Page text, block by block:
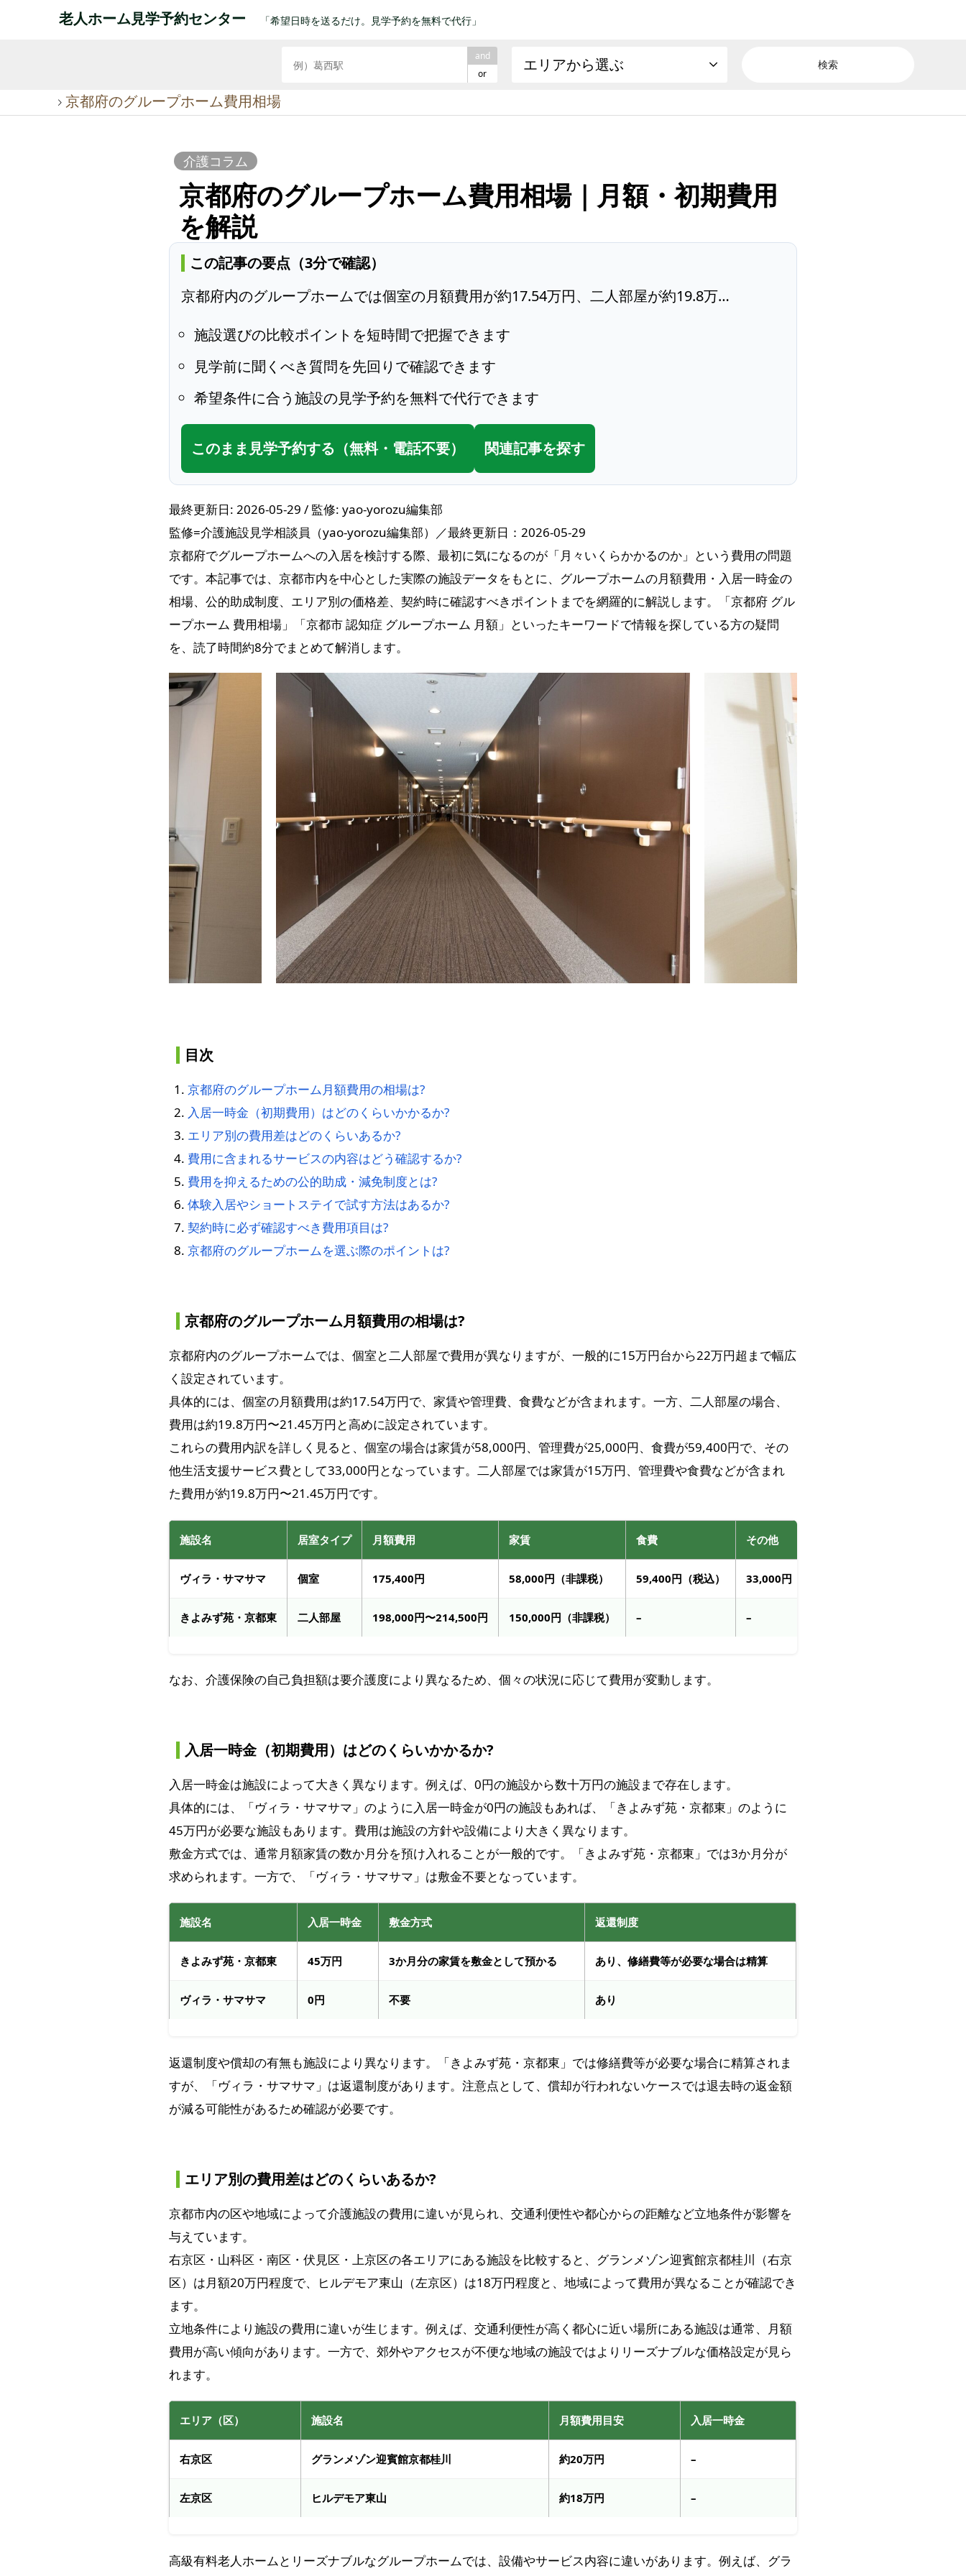
老人ホーム見学予約センター 「希望日時を送るだけ。見学予約を無料で代行」
and
or
エリアから選ぶ
京都府のグループホーム費用相場
介護コラム
京都府のグループホーム費用相場｜月額・初期費用
を解説
この記事の要点（3分で確認）
京都府内のグループホームでは個室の月額費用が約17.54万円、二人部屋が約19.8万…
施設選びの比較ポイントを短時間で把握できます
見学前に聞くべき質問を先回りで確認できます
希望条件に合う施設の見学予約を無料で代行できます
このまま見学予約する（無料・電話不要） 関連記事を探す
最終更新日: 2026-05-29 / 監修: yao-yorozu編集部
監修=介護施設見学相談員（yao-yorozu編集部）／最終更新日：2026-05-29
京都府でグループホームへの入居を検討する際、最初に気になるのが「月々いくらかかるのか」という費用の問題
です。本記事では、京都市内を中心とした実際の施設データをもとに、グループホームの月額費用・入居一時金の
相場、公的助成制度、エリア別の価格差、契約時に確認すべきポイントまでを網羅的に解説します。「京都府 グル
ープホーム 費用相場」「京都市 認知症 グループホーム 月額」といったキーワードで情報を探している方の疑問
を、読了時間約8分でまとめて解消します。
目次
京都府のグループホーム月額費用の相場は?
入居一時金（初期費用）はどのくらいかかるか?
エリア別の費用差はどのくらいあるか?
費用に含まれるサービスの内容はどう確認するか?
費用を抑えるための公的助成・減免制度とは?
体験入居やショートステイで試す方法はあるか?
契約時に必ず確認すべき費用項目は?
京都府のグループホームを選ぶ際のポイントは?
京都府のグループホーム月額費用の相場は?
京都府内のグループホームでは、個室と二人部屋で費用が異なりますが、一般的に15万円台から22万円超まで幅広
く設定されています。
具体的には、個室の月額費用は約17.54万円で、家賃や管理費、食費などが含まれます。一方、二人部屋の場合、
費用は約19.8万円〜21.45万円と高めに設定されています。
これらの費用内訳を詳しく見ると、個室の場合は家賃が58,000円、管理費が25,000円、食費が59,400円で、その
他生活支援サービス費として33,000円となっています。二人部屋では家賃が15万円、管理費や食費などが含まれ
た費用が約19.8万円〜21.45万円です。
施設名 居室タイプ 月額費用 家賃 食費 その他
ヴィラ・サマサマ 個室 175,400円 58,000円（非課税） 59,400円（税込） 33,000円（税込）
きよみず苑・京都東 二人部屋 198,000円〜214,500円 150,000円（非課税） – –
なお、介護保険の自己負担額は要介護度により異なるため、個々の状況に応じて費用が変動します。
入居一時金（初期費用）はどのくらいかかるか?
入居一時金は施設によって大きく異なります。例えば、0円の施設から数十万円の施設まで存在します。
具体的には、「ヴィラ・サマサマ」のように入居一時金が0円の施設もあれば、「きよみず苑・京都東」のように
45万円が必要な施設もあります。費用は施設の方針や設備により大きく異なります。
敷金方式では、通常月額家賃の数か月分を預け入れることが一般的です。「きよみず苑・京都東」では3か月分が
求められます。一方で、「ヴィラ・サマサマ」は敷金不要となっています。
施設名 入居一時金 敷金方式 返還制度
きよみず苑・京都東 45万円 3か月分の家賃を敷金として預かる あり、修繕費等が必要な場合は精算
ヴィラ・サマサマ 0円 不要 あり
返還制度や償却の有無も施設により異なります。「きよみず苑・京都東」では修繕費等が必要な場合に精算されま
すが、「ヴィラ・サマサマ」は返還制度があります。注意点として、償却が行われないケースでは退去時の返金額
が減る可能性があるため確認が必要です。
エリア別の費用差はどのくらいあるか?
京都市内の区や地域によって介護施設の費用に違いが見られ、交通利便性や都心からの距離など立地条件が影響を
与えています。
右京区・山科区・南区・伏見区・上京区の各エリアにある施設を比較すると、グランメゾン迎賓館京都桂川（右京
区）は月額20万円程度で、ヒルデモア東山（左京区）は18万円程度と、地域によって費用が異なることが確認でき
ます。
立地条件により施設の費用に違いが生じます。例えば、交通利便性が高く都心に近い場所にある施設は通常、月額
費用が高い傾向があります。一方で、郊外やアクセスが不便な地域の施設ではよりリーズナブルな価格設定が見ら
れます。
エリア（区） 施設名 月額費用目安 入居一時金
右京区 グランメゾン迎賓館京都桂川 約20万円 –
左京区 ヒルデモア東山 約18万円 –
高級有料老人ホームとリーズナブルなグループホームでは、設備やサービス内容に違いがあります。例えば、グラ